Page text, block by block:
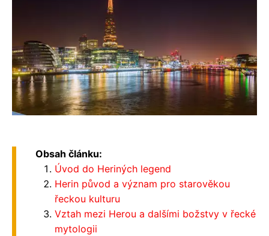
Obsah článku:
Úvod do Heriných legend
Herin původ a význam pro starověkou
řeckou kulturu
Vztah mezi Herou a dalšími božstvy v řecké
mytologii